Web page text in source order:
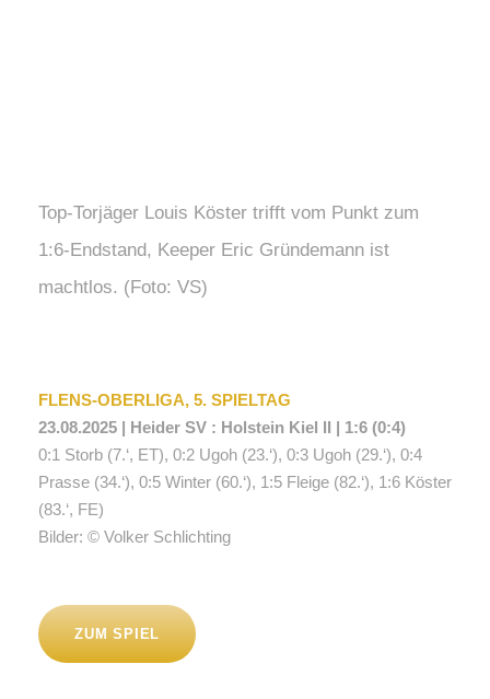
Top-Torjäger Louis Köster trifft vom Punkt zum
1:6-Endstand, Keeper Eric Gründemann ist
machtlos. (Foto: VS)
FLENS-OBERLIGA, 5. SPIELTAG
23.08.2025 | Heider SV : Holstein Kiel II | 1:6 (0:4)
0:1 Storb (7.‘, ET), 0:2 Ugoh (23.‘), 0:3 Ugoh (29.‘), 0:4
Prasse (34.‘), 0:5 Winter (60.‘), 1:5 Fleige (82.‘), 1:6 Köster
(83.‘, FE)
Bilder: © Volker Schlichting
ZUM SPIEL